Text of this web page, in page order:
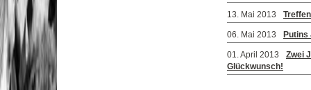
13. Mai 2013
06. Mai 2013
01. April 2013
Zwei
Glückwunsch!